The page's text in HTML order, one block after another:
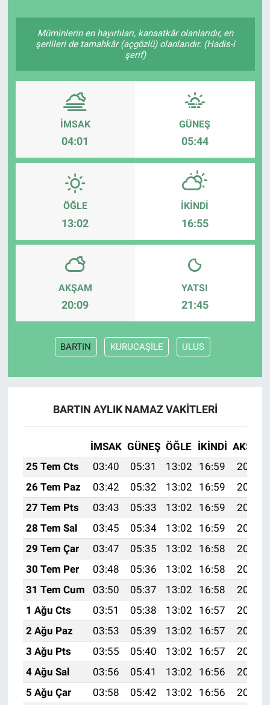
Müminlerin en hayırlıları, kanaatkâr olanlarıdır, en
şerlileri de tamahkâr (açgözlü) olanlarıdır. (Hadis-i
şerif)
İMSAK
04:01
GÜNEŞ
05:44
ÖĞLE
13:02
İKINDI
16:55
AKŞAM
20:09
YATSI
21:45
BARTIN KURUCAŞİLE ULUS
BARTIN AYLIK NAMAZ VAKITLERI
İMSAK GÜNEŞ ÖĞLE İKINDI AKŞAM
25 Tem Cts
03:40 05:31 13:02 16:59
20:23
26 Tem Paz
03:42 05:32 13:02 16:59
20:23
27 Tem Pts
03:43 05:33 13:02 16:59
20:22
28 Tem Sal
03:45 05:34 13:02 16:59
20:21
29 Tem Çar
03:47 05:35 13:02 16:58
20:20
30 Tem Per
03:48 05:36 13:02 16:58
20:19
31 Tem Cum
03:50 05:37 13:02 16:58
20:17
1 Ağu Cts
03:51 05:38 13:02 16:57
20:16
2 Ağu Paz
03:53 05:39 13:02 16:57
20:15
3 Ağu Pts
03:55 05:40 13:02 16:57
20:14
4 Ağu Sal
03:56 05:41 13:02 16:56
20:13
5 Ağu Çar
03:58 05:42 13:02 16:56
20:12
Bilecik
Kütahya
Genel
Magazin
Bilim ve Teknoloji